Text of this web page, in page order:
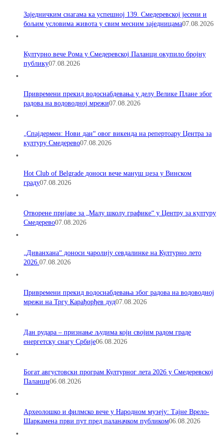
Заједничким снагама ка успешној 139. Смедеревској јесени и
бољим условима живота у свим месним заједницама07.08.2026
Културно вече Рома у Смедеревској Паланци окупило бројну
публику07.08.2026
Привремени прекид водоснабдевања у делу Велике Плане због
радова на водоводној мрежи07.08.2026
„Спајдермен: Нови дан“ овог викенда на репертоару Центра за
културу Смедерево07.08.2026
Hot Club of Belgrade доноси вече мануш џеза у Винском
граду07.08.2026
Отворене пријаве за „Малу школу графике“ у Центру за културу
Смедерево07.08.2026
„Диванхана“ доноси чаролију севдалинке на Културно лето
2026. 07.08.2026
Привремени прекид водоснабдевања због радова на водоводној
мрежи на Тргу Карађорђев дуд07.08.2026
Дан рудара – признање људима који својим радом граде
енергетску снагу Србије06.08.2026
Богат августовски програм Културног лета 2026 у Смедеревској
Паланци06.08.2026
Археолошко и филмско вече у Народном музеју: Тајне Врело-
Шаркамена први пут пред паланачком публиком06.08.2026